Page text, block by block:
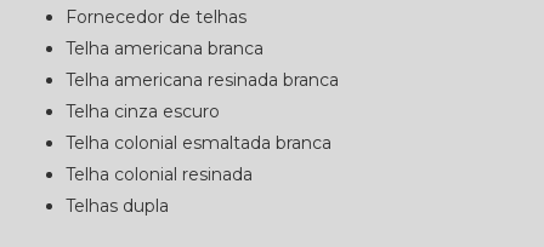
fornecedor de telhas
telha americana branca
telha americana resinada branca
telha cinza escuro
telha colonial esmaltada branca
telha colonial resinada
telhas dupla